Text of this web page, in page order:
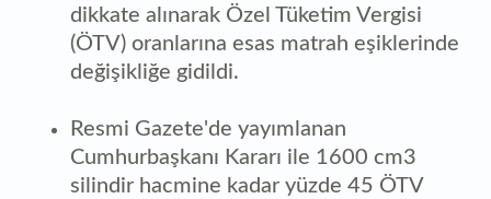
dikkate alınarak Özel Tüketim Vergisi
(ÖTV) oranlarına esas matrah eşiklerinde
değişikliğe gidildi.
Resmi Gazete'de yayımlanan
Cumhurbaşkanı Kararı ile 1600 cm3
silindir hacmine kadar yüzde 45 ÖTV